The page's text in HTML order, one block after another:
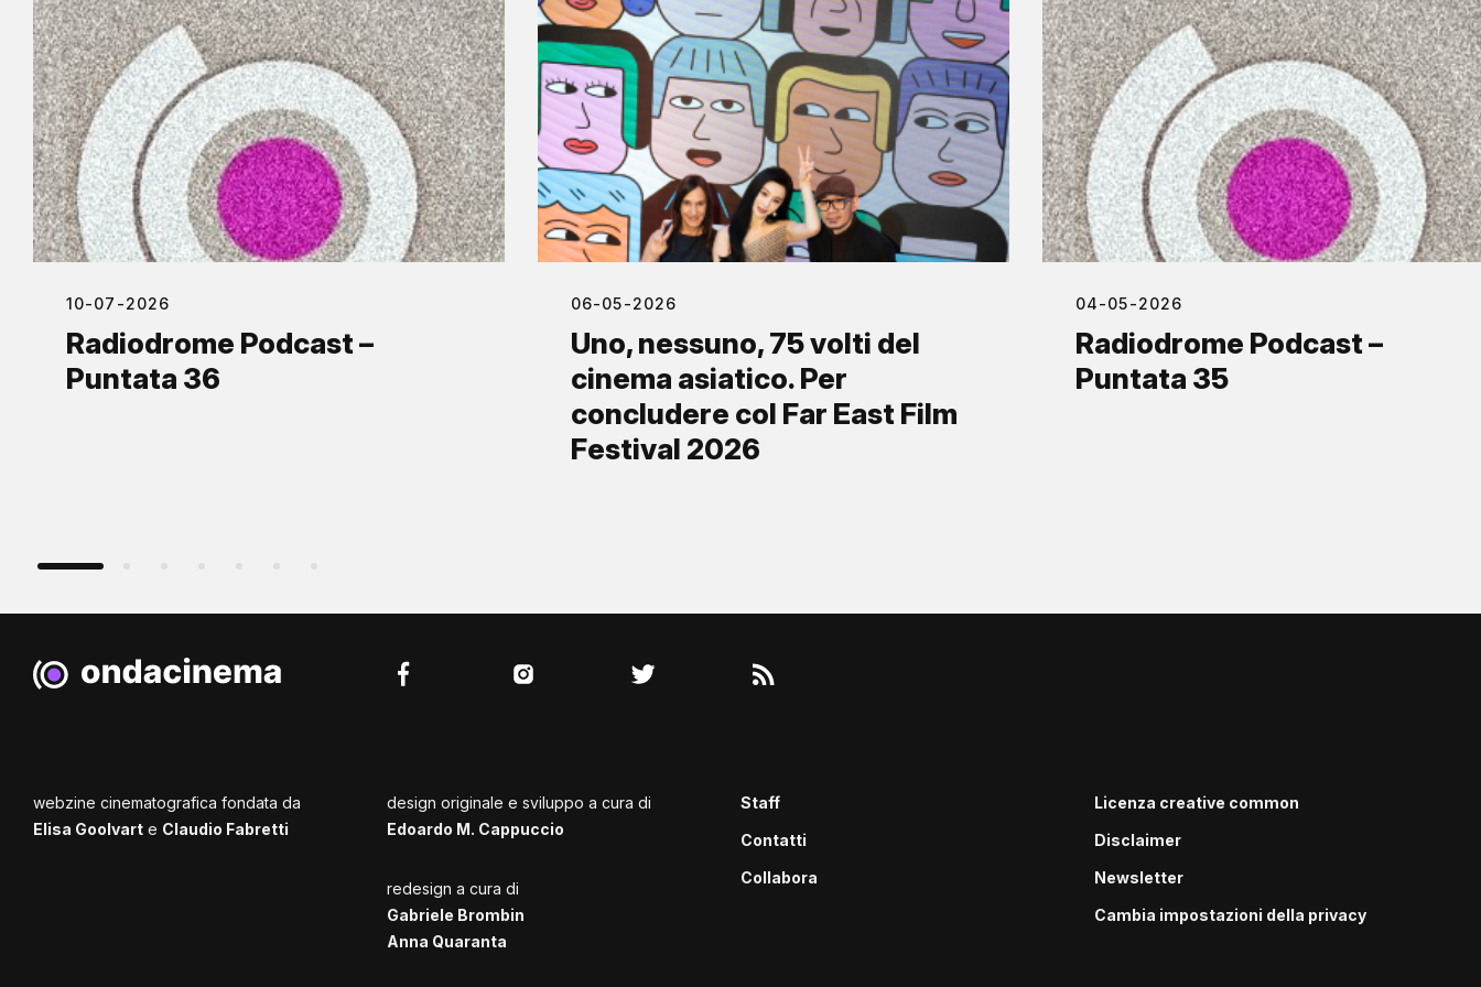
10-07-2026
Radiodrome Podcast –
Puntata 36
06-05-2026
Uno, nessuno, 75 volti del
cinema asiatico. Per
concludere col Far East Film
Festival 2026
04-05-2026
Radiodrome Podcast –
Puntata 35
webzine cinematografica fondata da
Elisa Goolvart e Claudio Fabretti
design originale e sviluppo a cura di
Edoardo M. Cappuccio
redesign a cura di
Gabriele Brombin
Anna Quaranta
Staff
Contatti
Collabora
Licenza creative common
Disclaimer
Newsletter
Cambia impostazioni della privacy